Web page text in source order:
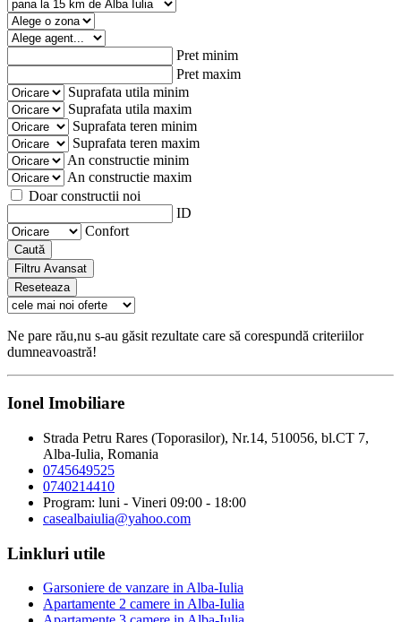
Pret minim
Pret maxim
Suprafata utila minim
Suprafata utila maxim
Suprafata teren minim
Suprafata teren maxim
An constructie minim
An constructie maxim
Doar constructii noi
ID
Confort
Caută
Filtru Avansat
Reseteaza
Ne pare rău,nu s-au găsit rezultate care să corespundă criteriilor
dumneavoastră!
Ionel Imobiliare
Strada Petru Rares (Toporasilor), Nr.14, 510056, bl.CT 7,
Alba-Iulia, Romania
0745649525
0740214410
Program: luni - Vineri 09:00 - 18:00
casealbaiulia@yahoo.com
Linkluri utile
Garsoniere de vanzare in Alba-Iulia
Apartamente 2 camere in Alba-Iulia